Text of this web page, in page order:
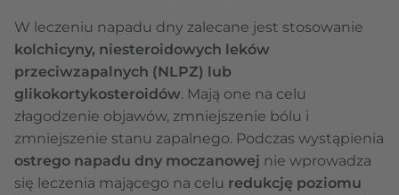
W leczeniu napadu dny zalecane jest stosowanie
kolchicyny, niesteroidowych leków
przeciwzapalnych (NLPZ) lub
glikokortykosteroidów. Mają one na celu
złagodzenie objawów, zmniejszenie bólu i
zmniejszenie stanu zapalnego. Podczas wystąpienia
ostrego napadu dny moczanowej nie wprowadza
się leczenia mającego na celu redukcję poziomu